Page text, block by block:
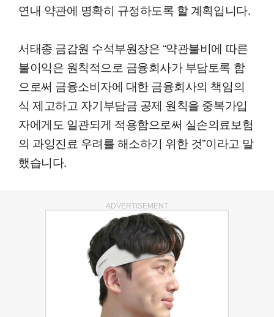
연내 약관에 명확히 규정하도록 할 계획입니다.
서태종 금감원 수석부원장은 “약관불비에 따른
불이익은 원칙적으로 금융회사가 부담토록 함
으로써 금융소비자에 대한 금융회사의 책임의
식 제고하고 자기부담금 공제 원칙을 중복가입
자에게도 일관되게 적용함으로써 실손의료보험
의 과잉진료 우려를 해소하기 위한 것”이라고 말
했습니다.
ADVERTISEMENT